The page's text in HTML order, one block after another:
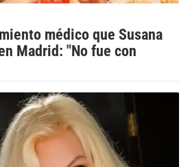
médico que Susana
Madrid: "No fue con